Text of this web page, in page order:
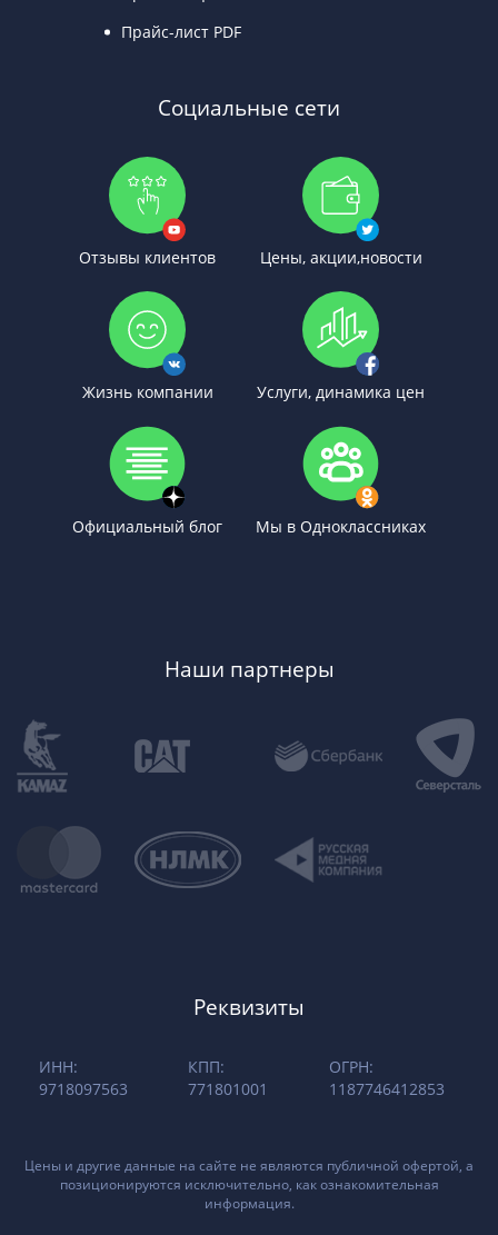
Прайс-лист PDF
Социальные сети
Отзывы клиентов Цены, акции,новости
Жизнь компании Услуги, динамика цен
Официальный блог Мы в Одноклассниках
Наши партнеры
Реквизиты
ИНН:
9718097563
КПП:
771801001
ОГРН:
1187746412853
Цены и другие данные на сайте не являются публичной офертой, а
позиционируются исключительно, как ознакомительная
информация.